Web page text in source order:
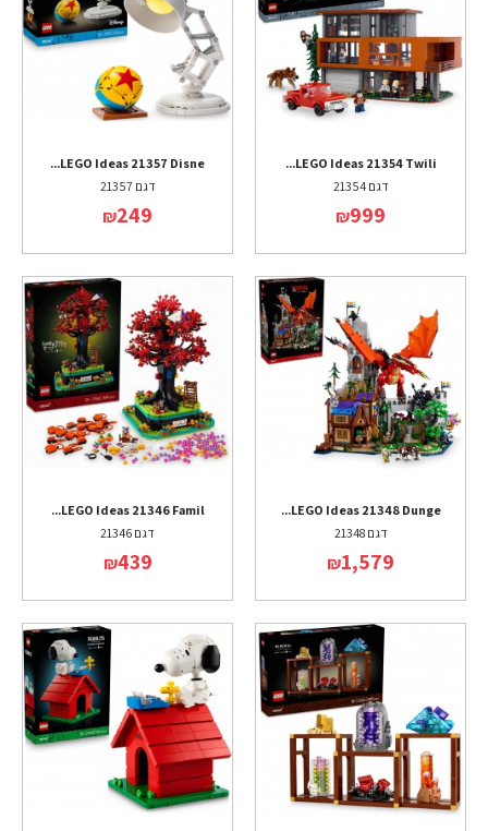
LEGO Ideas 21354 Twili...
דגם 21354
₪999
LEGO Ideas 21357 Disne...
דגם 21357
₪249
LEGO Ideas 21348 Dunge...
דגם 21348
₪1,579
LEGO Ideas 21346 Famil...
דגם 21346
₪439